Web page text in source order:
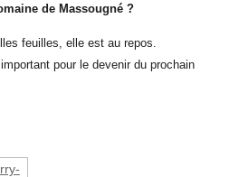
de Massougné ?
feuilles, elle est au repos.
pour le devenir du prochain